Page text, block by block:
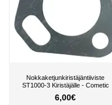
Nokkaketjunkiristäjäntiiviste
ST1000-3 Kiristäjälle - Cometic
6,00€